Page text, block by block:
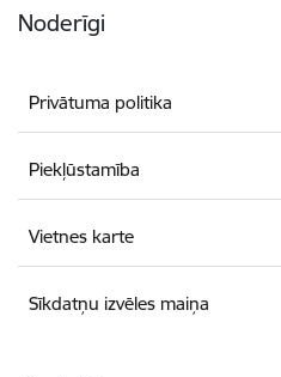
Noderīgi
Privātuma politika
Piekļūstamība
Vietnes karte
Sīkdatņu izvēles maiņa